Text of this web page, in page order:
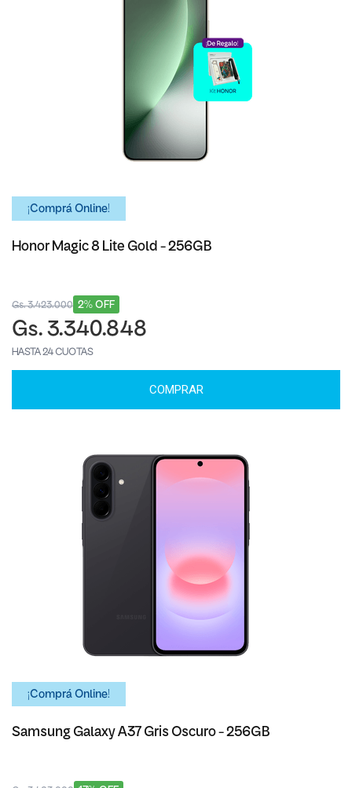
¡Comprá Online!
Honor Magic 8 Lite Gold - 256GB
2% OFF
Gs. 3.423.000
Gs. 3.340.848
HASTA 24 CUOTAS
COMPRAR
¡Comprá Online!
Samsung Galaxy A37 Gris Oscuro - 256GB